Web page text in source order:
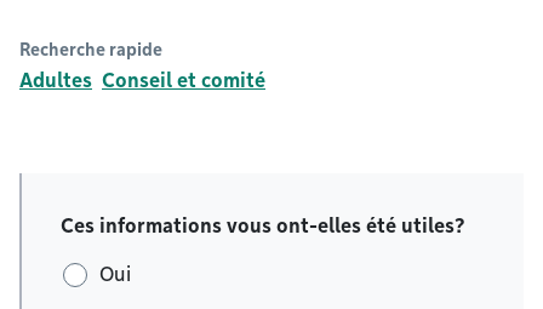
Recherche rapide
Adultes Conseil et comité
Ces informations vous ont-elles été utiles?
Oui